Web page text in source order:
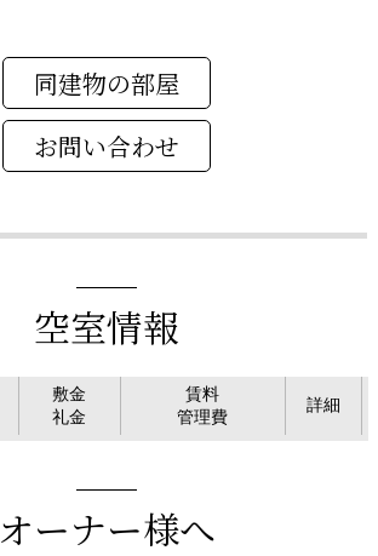
同建物の部屋
空室情報
敷金
礼金
賃料
管理費
詳細
オーナー様へ